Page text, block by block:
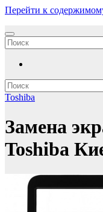
Перейти к
Toshiba
Замена
Toshiba